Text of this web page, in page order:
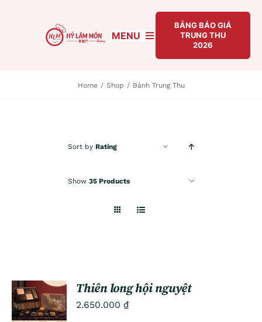
MENU
BẢNG BÁO GIÁ TRUNG THU 2026
BÁNH TRUNG THU
BẢNG BÁO GIÁ
TRUNG THU
2026
Home / Shop / Bánh Trung Thu
Sort by Rating
Show 35 Products
ADD TO
CART
/
Thiên long hội nguyệt
2.650.000₫